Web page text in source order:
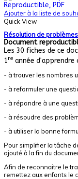
Ajouter à la liste de
Quick View
Résolution de
Document
Les 30 fiches de ce
1re année d'apprendre
- à trouver les nombres
- à reformuler une
- à répondre à une
- à résoudre des
- à utiliser la bonne
Pour simplifier la tâche
ajouté à la fin du
Afin de reconnaitre le
remettez aux enfants le